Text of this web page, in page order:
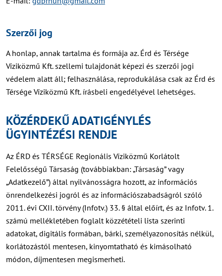
Szerzői jog
A honlap, annak tartalma és formája az. Érd és Térsége
Víziközmű Kft. szellemi tulajdonát képezi és szerzői jogi
védelem alatt áll; felhasználása, reprodukálása csak az Érd és
Térsége Víziközmű Kft. írásbeli engedélyével lehetséges.
KÖZÉRDEKŰ ADATIGÉNYLÉS
ÜGYINTÉZÉSI RENDJE
Az ÉRD és TÉRSÉGE Regionális Víziközmű Korlátolt
Felelősségű Társaság (továbbiakban: „Társaság” vagy
„Adatkezelő”) által nyilvánosságra hozott, az információs
önrendelkezési jogról és az információszabadságról szóló
2011. évi CXII. törvény (Infotv.) 33. § által előírt, és az Infotv. 1.
számú mellékletében foglalt közzétételi lista szerinti
adatokat, digitális formában, bárki, személyazonosítás nélkül,
korlátozástól mentesen, kinyomtatható és kimásolható
módon, díjmentesen megismerheti.